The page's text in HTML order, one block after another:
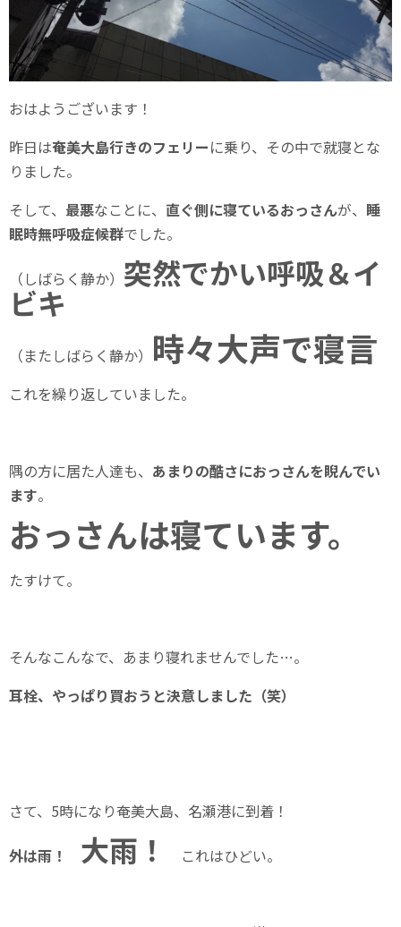
おはようございます！
昨日は奄美大島行きのフェリーに乗り、その中で就寝とな
りました。
そして、 最悪なことに、 直ぐ側に寝ているおっさんが、 睡
眠時無呼吸症候群でした。
（しばらく静か） 突然でかい呼吸＆イ
ビキ
（またしばらく静か） 時々大声で寝言
これを繰り返していました。
隅の方に居た人達も、 あまりの酷さにおっさんを睨んでい
ます。
おっさんは寝ています。
たすけて。
そんなこんなで、あまり寝れませんでした…。
耳栓、やっぱり買おうと決意しました（笑）
さて、5時になり奄美大島、名瀬港に到着！
外は雨！ 大雨！ これはひどい。